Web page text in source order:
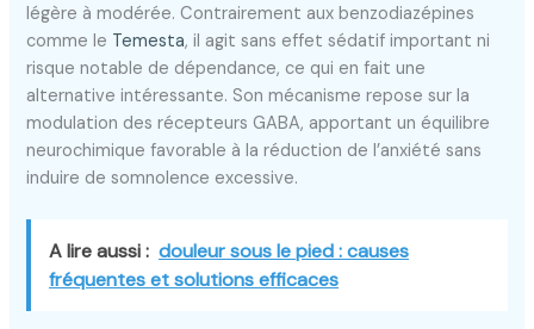
légère à modérée. Contrairement aux benzodiazépines
comme le Temesta, il agit sans effet sédatif important ni
risque notable de dépendance, ce qui en fait une
alternative intéressante. Son mécanisme repose sur la
modulation des récepteurs GABA, apportant un équilibre
neurochimique favorable à la réduction de l’anxiété sans
induire de somnolence excessive.
A lire aussi : douleur sous le pied : causes
fréquentes et solutions efficaces